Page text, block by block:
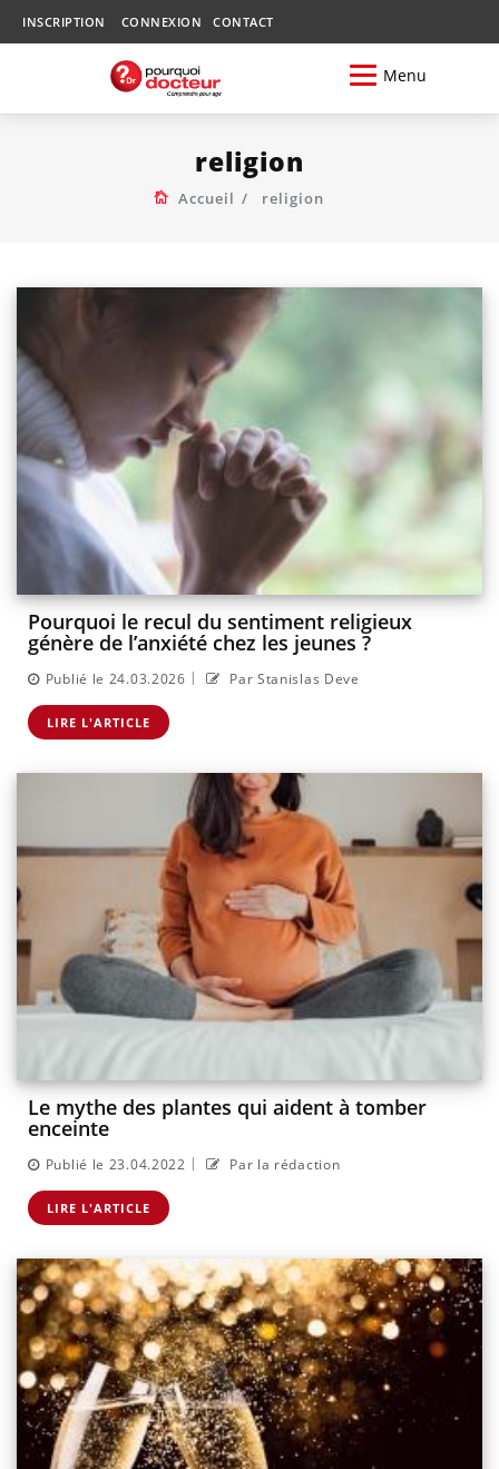
INSCRIPTION CONNEXION CONTACT
Menu
religion
Accueil religion
Pourquoi le recul du sentiment religieux
génère de l’anxiété chez les jeunes ?
Publié le 24.03.2026 | Par Stanislas Deve
LIRE L'ARTICLE
Le mythe des plantes qui aident à tomber
enceinte
Publié le 23.04.2022 | Par la rédaction
LIRE L'ARTICLE